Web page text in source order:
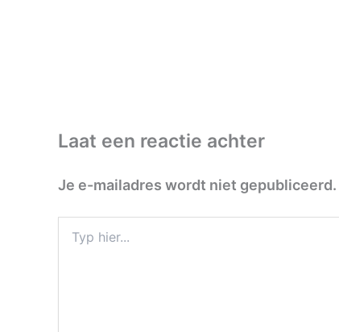
Laat een reactie achter
Je e-mailadres wordt niet gepubliceerd.
hier...